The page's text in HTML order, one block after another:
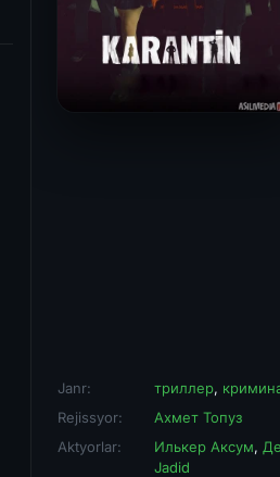
Janr: триллер,
Rejissyor:
Ахмет Топуз
Aktyorlar:
Илькер Аксум,
Jadid